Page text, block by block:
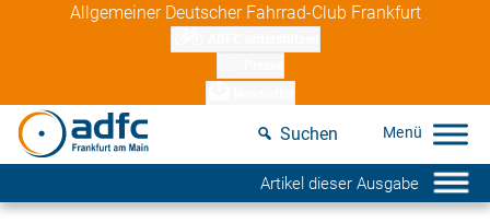
Allgemeiner Deutscher Fahrrad-Club Frankfurt
Suchen
Artikel dieser Ausgabe